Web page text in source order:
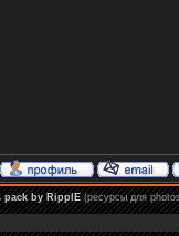
pack by RipplE (ресурсы для